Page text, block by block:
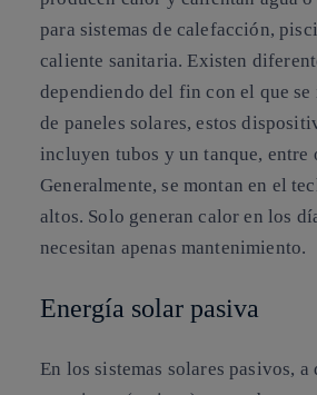
para sistemas de calefacción,
caliente sanitaria. Existen
dependiendo del fin con el que se
de paneles solares, estos
incluyen tubos y un tanque, entre
Generalmente, se montan en el
altos. Solo generan calor en los
necesitan apenas mantenimiento.
Energía solar pasiva
En los sistemas solares pasivos,